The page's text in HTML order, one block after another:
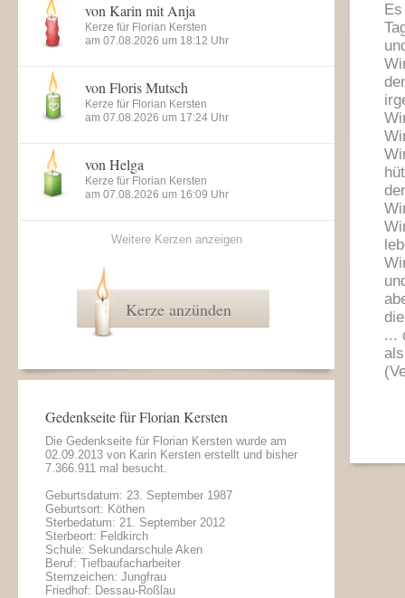
...
von Karin mit Anja
Kerze für Florian Kersten
am 07.08.2026 um 18:12 Uhr
von Floris Mutsch
Kerze für Florian Kersten
am 07.08.2026 um 17:24 Uhr
von Helga
Kerze für Florian Kersten
am 07.08.2026 um 16:09 Uhr
Weitere Kerzen anzeigen
Kerze anzünden
Gedenkseite für Florian Kersten
Die Gedenkseite für Florian Kersten wurde am
02.09.2013 von Karin Kersten erstellt und bisher
7.366.911 mal besucht.
Geburtsdatum: 23. September 1987
Geburtsort: Köthen
Sterbedatum: 21. September 2012
Sterbeort: Feldkirch
Schule: Sekundarschule Aken
Beruf: Tiefbaufacharbeiter
Sternzeichen: Jungfrau
Friedhof: Dessau-Roßlau